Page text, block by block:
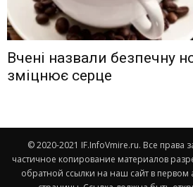
Вчені назвали безпечну
зміцнює серце
© 2020-2021 IF.InfoVmire.ru. Все
частичное копирование материалов
обратной ссылки на наш сайт в первом